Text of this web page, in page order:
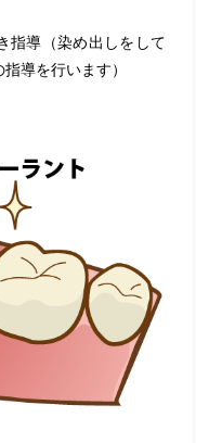
指導（染め出しをして
導を行います）